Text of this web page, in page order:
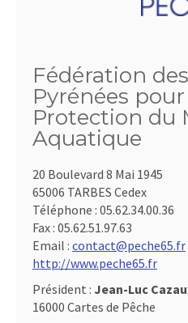
Fédération
Pyrénées
Protection du
Aquatique
20 Boulevard 8 Mai 1945
65006 TARBES Cedex
Téléphone : 05.62.34.00.36
Fax : 05.62.51.97.63
Email : contact@peche65.fr
http://www.peche65.fr
Président : Jean-Luc
16000 Cartes de Pêche